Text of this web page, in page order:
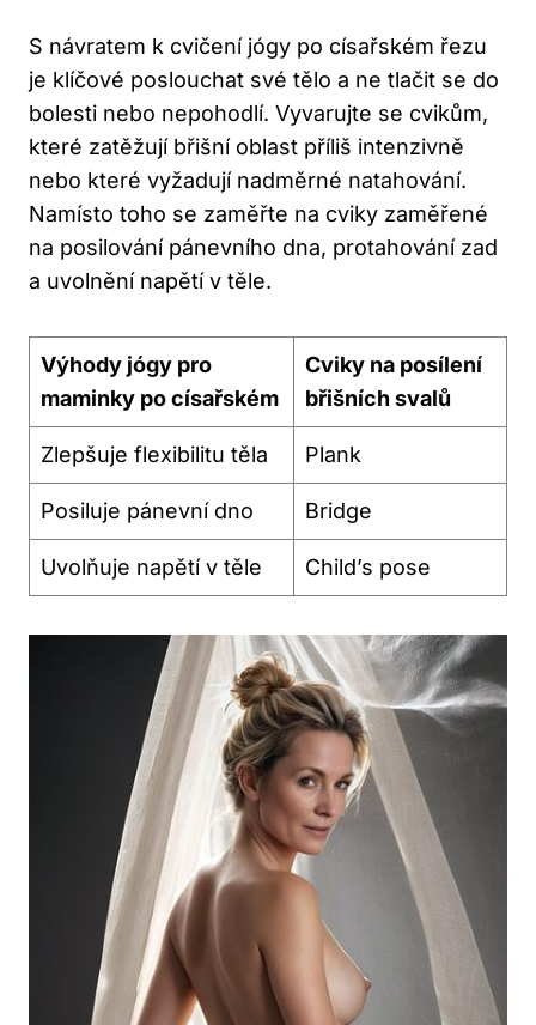
S návratem k cvičení jógy po císařském řezu
je klíčové poslouchat své tělo a ne tlačit se do
bolesti nebo nepohodlí. Vyvarujte se cvikům,
které zatěžují břišní oblast příliš intenzivně
nebo které vyžadují nadměrné natahování.
Namísto toho se zaměřte na cviky zaměřené
na posilování pánevního dna, protahování zad
a uvolnění napětí v těle.
Výhody jógy pro
maminky po císařském
Cviky na posílení
břišních svalů
Zlepšuje flexibilitu těla Plank
Posiluje pánevní dno Bridge
Uvolňuje napětí v těle Child’s pose